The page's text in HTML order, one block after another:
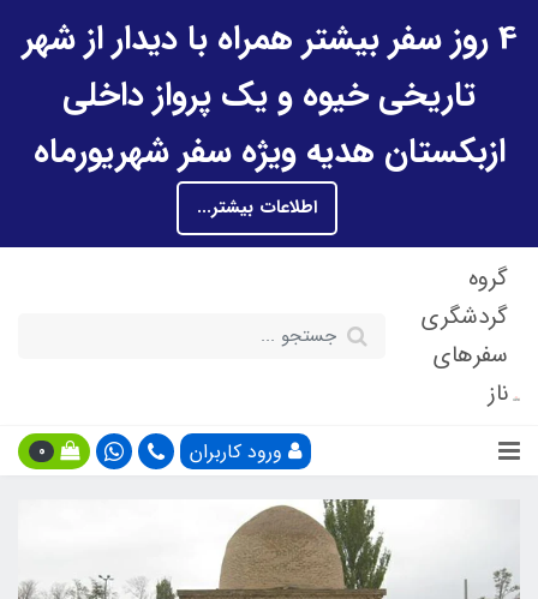
4 روز سفر بیشتر همراه با دیدار از شهر
تاریخی خیوه و یک پرواز داخلی
ازبکستان هدیه ویژه سفر شهریورماه
اطلاعات بیشتر...
گروه
گردشگری
سفرهای
ناز
ورود کاربران 0